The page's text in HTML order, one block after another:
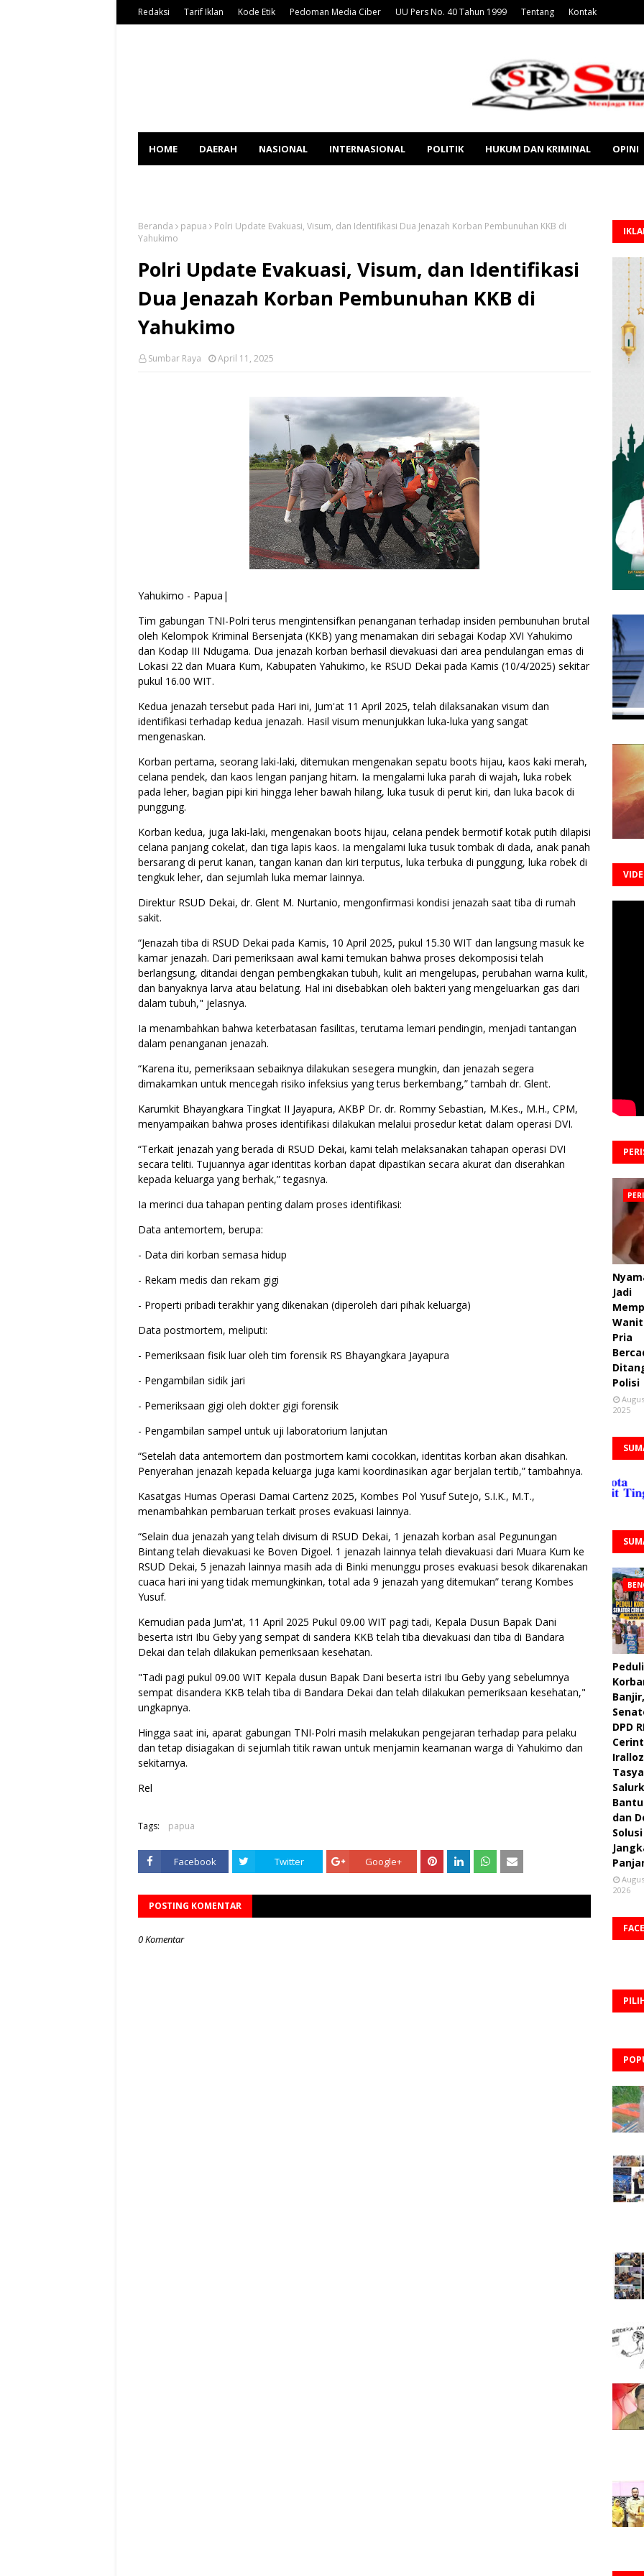
Redaksi Tarif Iklan Kode Etik Pedoman Media Ciber UU Pers No. 40 Tahun 1999 Tentang Kontak
HOME DAERAH NASIONAL INTERNASIONAL POLITIK HUKUM DAN KRIMINAL OPINI
Beranda papua
Polri Update Evakuasi, Visum, dan Identifikasi Dua Jenazah Korban Pembunuhan KKB di
Yahukimo
Polri Update Evakuasi, Visum, dan Identifikasi
Dua Jenazah Korban Pembunuhan KKB di
Yahukimo
Sumbar Raya April 11, 2025
Yahukimo - Papua|
Tim gabungan TNI-Polri terus mengintensifkan penanganan terhadap insiden pembunuhan brutal
oleh Kelompok Kriminal Bersenjata (KKB) yang menamakan diri sebagai Kodap XVI Yahukimo
dan Kodap III Ndugama. Dua jenazah korban berhasil dievakuasi dari area pendulangan emas di
Lokasi 22 dan Muara Kum, Kabupaten Yahukimo, ke RSUD Dekai pada Kamis (10/4/2025) sekitar
pukul 16.00 WIT.
Kedua jenazah tersebut pada Hari ini, Jum'at 11 April 2025, telah dilaksanakan visum dan
identifikasi terhadap kedua jenazah. Hasil visum menunjukkan luka-luka yang sangat
mengenaskan.
Korban pertama, seorang laki-laki, ditemukan mengenakan sepatu boots hijau, kaos kaki merah,
celana pendek, dan kaos lengan panjang hitam. Ia mengalami luka parah di wajah, luka robek
pada leher, bagian pipi kiri hingga leher bawah hilang, luka tusuk di perut kiri, dan luka bacok di
punggung.
Korban kedua, juga laki-laki, mengenakan boots hijau, celana pendek bermotif kotak putih dilapisi
celana panjang cokelat, dan tiga lapis kaos. Ia mengalami luka tusuk tombak di dada, anak panah
bersarang di perut kanan, tangan kanan dan kiri terputus, luka terbuka di punggung, luka robek di
tengkuk leher, dan sejumlah luka memar lainnya.
Direktur RSUD Dekai, dr. Glent M. Nurtanio, mengonfirmasi kondisi jenazah saat tiba di rumah
sakit.
“Jenazah tiba di RSUD Dekai pada Kamis, 10 April 2025, pukul 15.30 WIT dan langsung masuk ke
kamar jenazah. Dari pemeriksaan awal kami temukan bahwa proses dekomposisi telah
berlangsung, ditandai dengan pembengkakan tubuh, kulit ari mengelupas, perubahan warna kulit,
dan banyaknya larva atau belatung. Hal ini disebabkan oleh bakteri yang mengeluarkan gas dari
dalam tubuh," jelasnya.
Ia menambahkan bahwa keterbatasan fasilitas, terutama lemari pendingin, menjadi tantangan
dalam penanganan jenazah.
“Karena itu, pemeriksaan sebaiknya dilakukan sesegera mungkin, dan jenazah segera
dimakamkan untuk mencegah risiko infeksius yang terus berkembang,” tambah dr. Glent.
Karumkit Bhayangkara Tingkat II Jayapura, AKBP Dr. dr. Rommy Sebastian, M.Kes., M.H., CPM,
menyampaikan bahwa proses identifikasi dilakukan melalui prosedur ketat dalam operasi DVI.
“Terkait jenazah yang berada di RSUD Dekai, kami telah melaksanakan tahapan operasi DVI
secara teliti. Tujuannya agar identitas korban dapat dipastikan secara akurat dan diserahkan
kepada keluarga yang berhak,” tegasnya.
Ia merinci dua tahapan penting dalam proses identifikasi:
Data antemortem, berupa:
- Data diri korban semasa hidup
- Rekam medis dan rekam gigi
- Properti pribadi terakhir yang dikenakan (diperoleh dari pihak keluarga)
Data postmortem, meliputi:
- Pemeriksaan fisik luar oleh tim forensik RS Bhayangkara Jayapura
- Pengambilan sidik jari
- Pemeriksaan gigi oleh dokter gigi forensik
- Pengambilan sampel untuk uji laboratorium lanjutan
“Setelah data antemortem dan postmortem kami cocokkan, identitas korban akan disahkan.
Penyerahan jenazah kepada keluarga juga kami koordinasikan agar berjalan tertib,” tambahnya.
Kasatgas Humas Operasi Damai Cartenz 2025, Kombes Pol Yusuf Sutejo, S.I.K., M.T.,
menambahkan pembaruan terkait proses evakuasi lainnya.
“Selain dua jenazah yang telah divisum di RSUD Dekai, 1 jenazah korban asal Pegunungan
Bintang telah dievakuasi ke Boven Digoel. 1 jenazah lainnya telah dievakuasi dari Muara Kum ke
RSUD Dekai, 5 jenazah lainnya masih ada di Binki menunggu proses evakuasi besok dikarenakan
cuaca hari ini yang tidak memungkinkan, total ada 9 jenazah yang ditemukan” terang Kombes
Yusuf.
Kemudian pada Jum'at, 11 April 2025 Pukul 09.00 WIT pagi tadi, Kepala Dusun Bapak Dani
beserta istri Ibu Geby yang sempat di sandera KKB telah tiba dievakuasi dan tiba di Bandara
Dekai dan telah dilakukan pemeriksaan kesehatan.
"Tadi pagi pukul 09.00 WIT Kepala dusun Bapak Dani beserta istri Ibu Geby yang sebelumnya
sempat disandera KKB telah tiba di Bandara Dekai dan telah dilakukan pemeriksaan kesehatan,"
ungkapnya.
Hingga saat ini, aparat gabungan TNI-Polri masih melakukan pengejaran terhadap para pelaku
dan tetap disiagakan di sejumlah titik rawan untuk menjamin keamanan warga di Yahukimo dan
sekitarnya.
Rel
Tags: papua
Facebook Twitter Google+
POSTING KOMENTAR
0 Komentar
Jadi
Pria
Polisi
2025
Peduli
Banjir,
DPD
Cerint
Tasya
dan
Solusi
2026